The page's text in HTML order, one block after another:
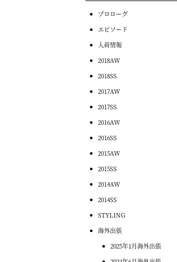
プロローグ
エピソード
入荷情報
2018AW
2018SS
2017AW
2017SS
2016AW
2016SS
2015AW
2015SS
2014AW
2014SS
STYLING
海外出張
2025年1月海外出張